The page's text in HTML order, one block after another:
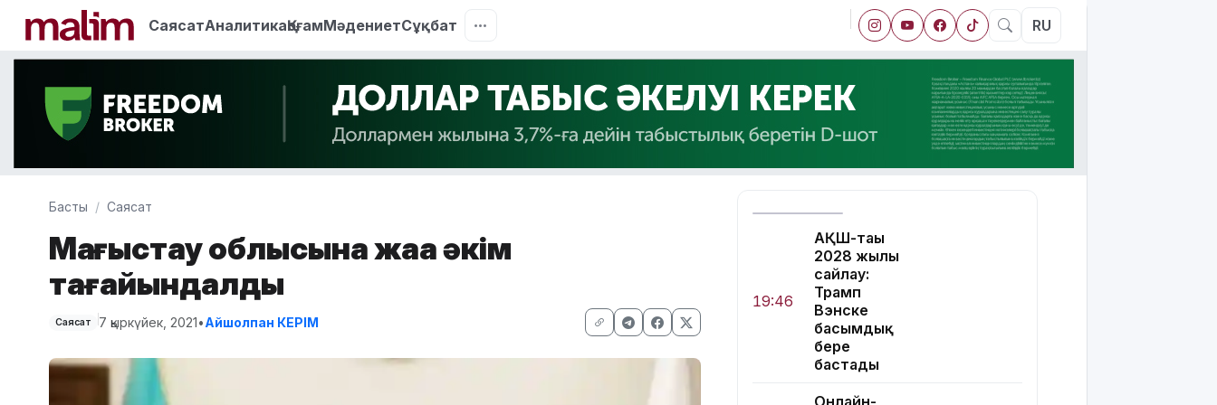
СаясатАналитикаҚоғамМәдениетСұқбат RU
Басты Саясат
Маңғыстау облысына жаңа әкім
тағайындалды
Саясат 7 қыркүйек, 2021•Айшолпан КЕРІМ
19:46
АҚШ-тағы
2028 жылғы
сайлау:
Трамп
Вэнске
басымдық
бере
бастады